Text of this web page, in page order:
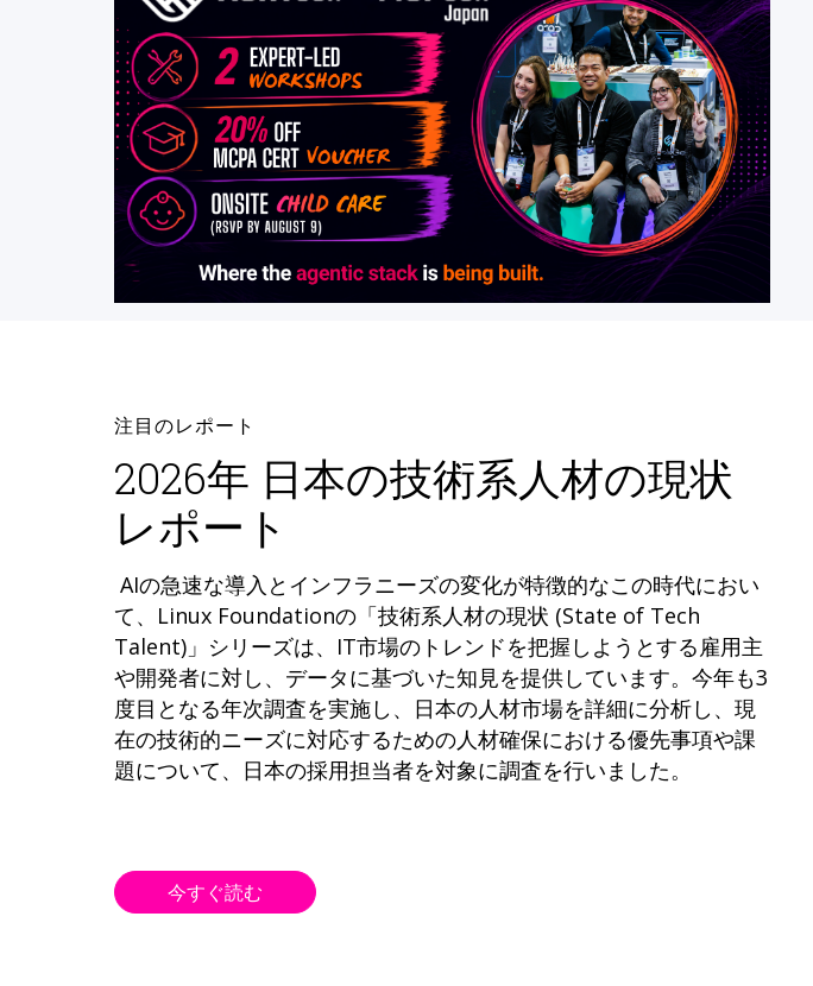
注目のレポート
2026年 日本の技術系人材の現状
レポート
AIの急速な導入とインフラニーズの変化が特徴的なこの時代におい
て、Linux Foundationの「技術系人材の現状 (State of Tech
Talent)」シリーズは、IT市場のトレンドを把握しようとする雇用主
や開発者に対し、データに基づいた知見を提供しています。今年も3
度目となる年次調査を実施し、日本の人材市場を詳細に分析し、現
在の技術的ニーズに対応するための人材確保における優先事項や課
題について、日本の採用担当者を対象に調査を行いました。
今すぐ読む